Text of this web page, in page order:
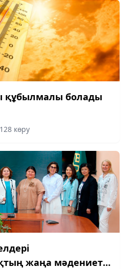
құбылмалы болады
128 көру
жаңа мәдениетін